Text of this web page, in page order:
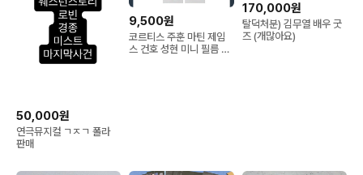
50,000원
연극뮤지컬 ㄱㅈㄱ 폴라
판매
9,500원
코르티스 주훈 마틴 제임
스 건호 성현 미니 필름 포
170,000원
탈덕처분) 김무열 배우 굿
즈 (개많아요)